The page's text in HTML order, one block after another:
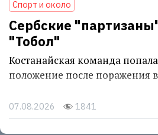
Спорт и около
Сербские
"Тобол"
Костанайская команда
положение после поражения
07.08.2026 1841